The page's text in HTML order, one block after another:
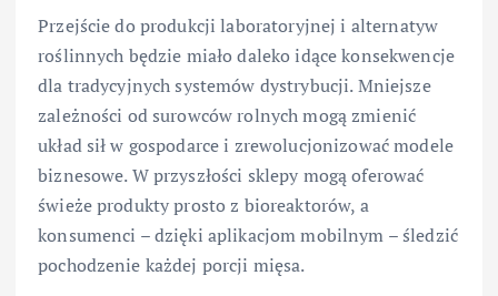
Przejście do produkcji laboratoryjnej i alternatyw
roślinnych będzie miało daleko idące konsekwencje
dla tradycyjnych systemów dystrybucji. Mniejsze
zależności od surowców rolnych mogą zmienić
układ sił w gospodarce i zrewolucjonizować modele
biznesowe. W przyszłości sklepy mogą oferować
świeże produkty prosto z bioreaktorów, a
konsumenci – dzięki aplikacjom mobilnym – śledzić
pochodzenie każdej porcji mięsa.